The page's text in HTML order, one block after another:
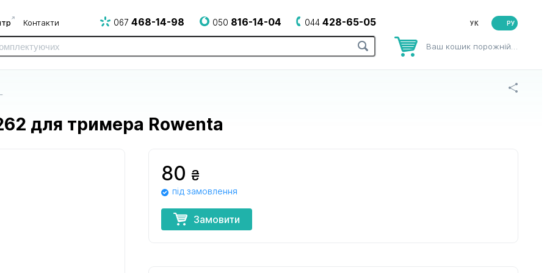
до електрогрилів
і аерогрилів
до епіляторів
Контакти РУ
067 468-14-98 050 816-14-04 044 428-65-05
Ваш кошик порожній…
для тримера Rowenta
80 ₴
під замовлення
Замовити